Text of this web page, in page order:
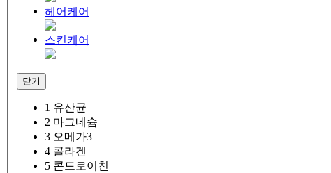
헤어케어
스킨케어
닫기
1 유산균
2 마그네슘
3 오메가3
4 콜라겐
5 콘드로이친